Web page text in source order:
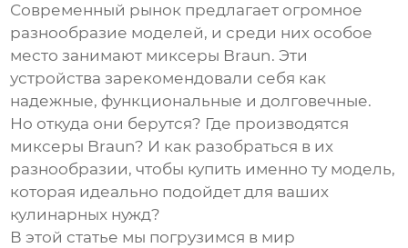
Современный рынок предлагает огромное
разнообразие моделей, и среди них особое
место занимают миксеры Braun. Эти
устройства зарекомендовали себя как
надежные, функциональные и долговечные.
Но откуда они берутся? Где производятся
миксеры Braun? И как разобраться в их
разнообразии, чтобы купить именно ту модель,
которая идеально подойдет для ваших
кулинарных нужд?
В этой статье мы погрузимся в мир